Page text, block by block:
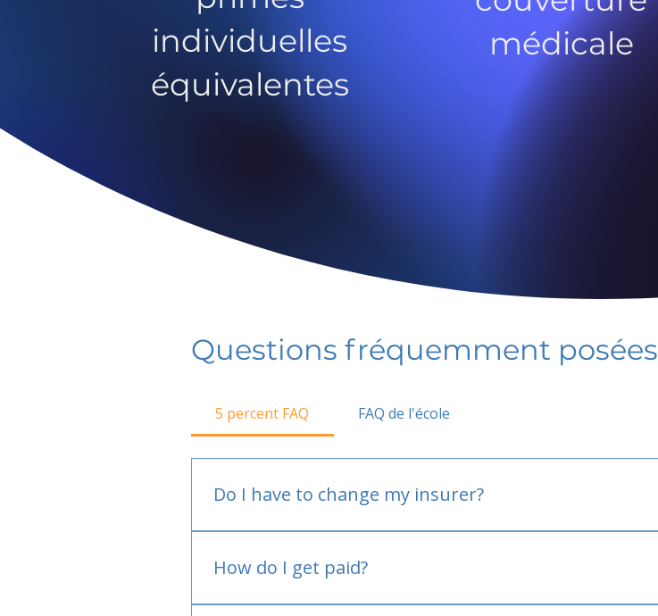
individuelles
équivalentes
médicale
Questions fréquemment posées
5 percent FAQ FAQ de l'école
Do I have to change my insurer?
How do I get paid?